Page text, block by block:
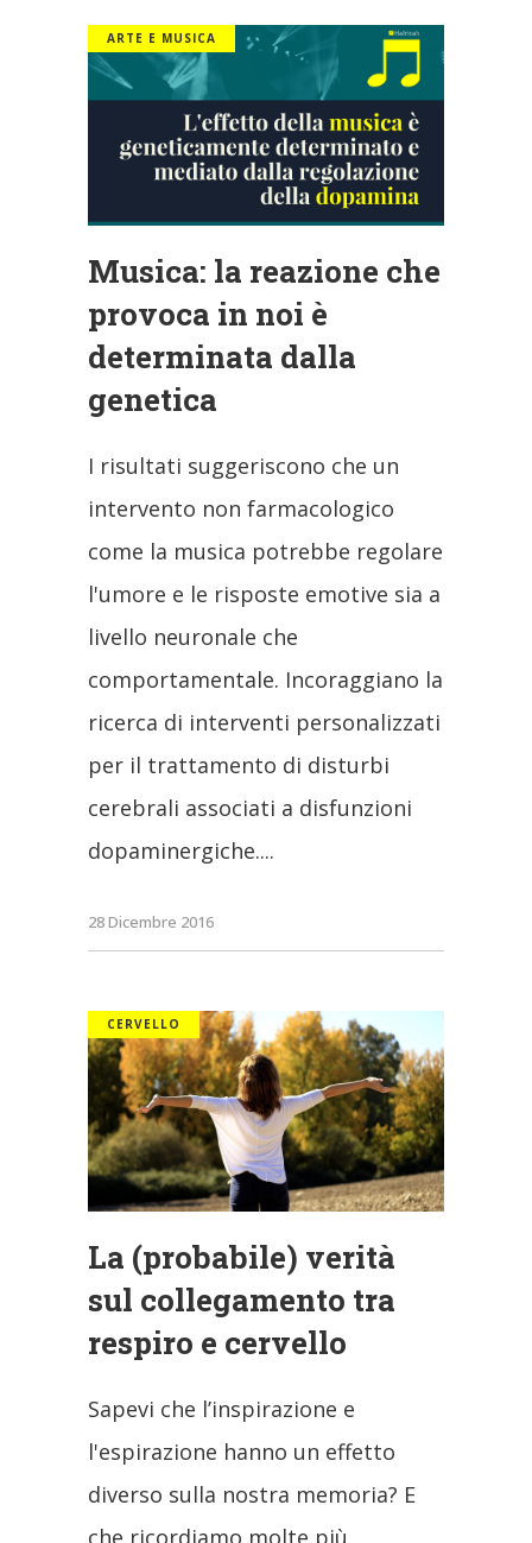
ARTE E MUSICA
Musica: la reazione che
provoca in noi è
determinata dalla
genetica
I risultati suggeriscono che un
intervento non farmacologico
come la musica potrebbe regolare
l'umore e le risposte emotive sia a
livello neuronale che
comportamentale. Incoraggiano la
ricerca di interventi personalizzati
per il trattamento di disturbi
cerebrali associati a disfunzioni
dopaminergiche.
28 Dicembre 2016
CERVELLO
La (probabile) verità
sul collegamento tra
respiro e cervello
Sapevi che l’inspirazione e
l'espirazione hanno un effetto
diverso sulla nostra memoria? E
che ricordiamo molte più